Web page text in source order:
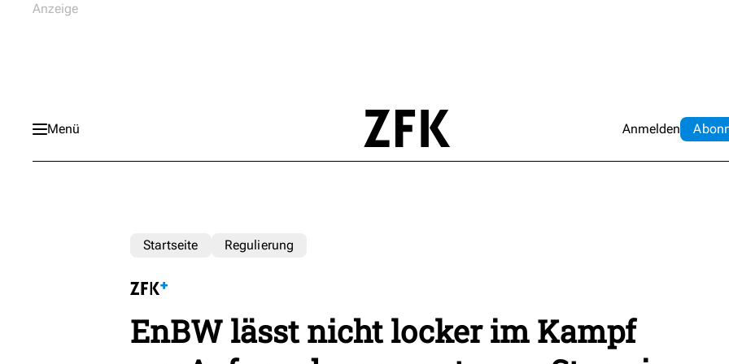
Menü Anmelden Abo
Startseite Regulierung
EnBW lässt nicht locker im Kampf